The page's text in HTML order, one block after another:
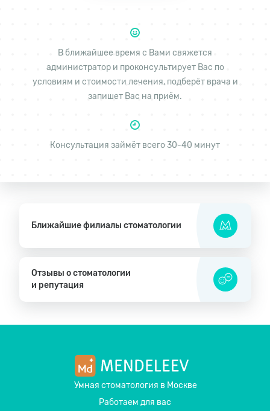
В ближайшее время с Вами свяжется
администратор и проконсультирует Вас по
условиям и стоимости лечения, подберёт врача и
запишет Вас на приём.
Консультация займёт всего 30-40 минут
Ближайшие филиалы стоматологии
Отзывы о стоматологии
и репутация
Умная стоматология в Москве
Работаем для вас